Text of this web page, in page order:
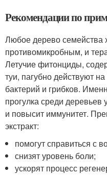
Рекомендации по
Любое дерево семейства
противомикробным, и
Летучие фитонциды,
туи, пагубно действуют
бактерий и грибков.
прогулка среди
и повысит иммунитет.
экстракт:
помогут справиться с
снизят уровень боли;
ускорят процесс